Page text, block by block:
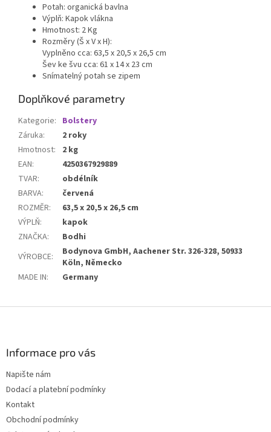
Potah: organická bavlna
Výplň: Kapok vlákna
Hmotnost: 2 Kg
Rozměry (Š x V x H):
Vyplněno cca: 63,5 x 20,5 x 26,5 cm
Šev ke švu cca: 61 x 14 x 23 cm
Snímatelný potah se zipem
Doplňkové parametry
Kategorie: Bolstery
Záruka:
2 roky
Hmotnost:
2 kg
EAN:
4250367929889
TVAR:
obdélník
BARVA:
červená
ROZMĚR:
63,5 x 20,5 x 26,5 cm
VÝPLŇ:
kapok
ZNAČKA:
Bodhi
VÝROBCE:
Bodynova GmbH, Aachener Str. 326-328, 50933
Köln, Německo
MADE IN: Germany
Informace pro vás
Napište nám
Dodací a platební podmínky
Kontakt
Obchodní podmínky